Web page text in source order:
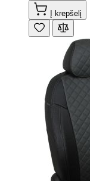
Į krepšelį